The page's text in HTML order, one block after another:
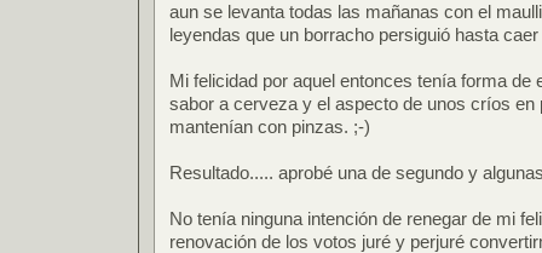
aun se levanta todas las mañanas con el
leyendas que un borracho persiguió hasta
Mi felicidad por aquel entonces tenía forma de
sabor a cerveza y el aspecto de unos críos en
mantenían con pinzas. ;-)
Resultado..... aprobé una de segundo y
No tenía ninguna intención de renegar de mi
renovación de los votos juré y perjuré